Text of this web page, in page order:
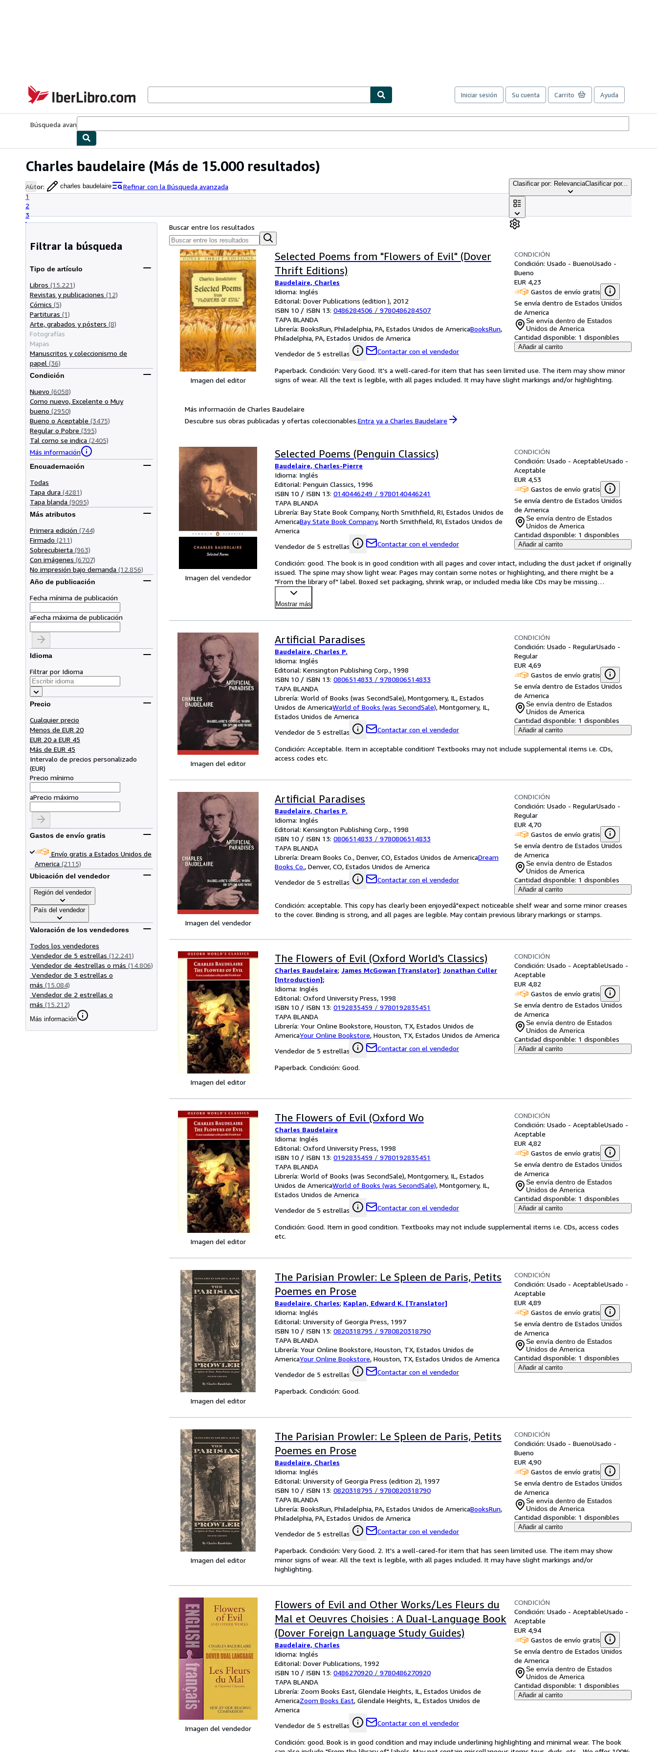
IberLibro.com
Iniciar sesión Su cuenta Carrito Ayuda
Búsqueda avanzada
Charles baudelaire (Más de 15.000 resultados)
Autor: charles baudelaire
Refinar con la Búsqueda avanzada
1
2
3
Clasificar por: RelevanciaClasificar por...
Filtrar la búsqueda
Tipo de artículo
Libros (15.221)
Revistas y publicaciones (12)
Cómics (5)
Partituras (1)
Arte, grabados y pósters (8)
Fotografías
Mapas
Manuscritos y coleccionismo de
papel (36)
Condición
Nuevo (6058)
Como nuevo, Excelente o Muy
bueno (2950)
Bueno o Aceptable (3475)
Regular o Pobre (395)
Tal como se indica (2405)
Más información
Encuadernación
Todas
Tapa dura (4281)
Tapa blanda (9095)
Más atributos
Primera edición (744)
Firmado (211)
Sobrecubierta (963)
Con imágenes (6707)
No impresión bajo demanda (12.856)
Año de publicación
Fecha mínima de publicación
aFecha máxima de publicación
Idioma
Filtrar por Idioma
Precio
Cualquier precio
Menos de EUR 20
EUR 20 a EUR 45
Más de EUR 45
Intervalo de precios personalizado
(EUR)
Precio mínimo
aPrecio máximo
Gastos de envío gratis
Envío gratis a Estados Unidos de
America (2115)
Ubicación del vendedor
Región del vendedor
País del vendedor
Valoración de los vendedores
Todos los vendedores
Vendedor de 5 estrellas (12.241)
Vendedor de 4estrellas o más (14.806)
Vendedor de 3 estrellas o
más (15.084)
Vendedor de 2 estrellas o
más (15.212)
Más información
Buscar entre los resultados
Imagen del editor
Selected Poems from "Flowers of Evil" (Dover
Thrift Editions)
Baudelaire, Charles
Idioma: Inglés
Editorial: Dover Publications (edition ), 2012
ISBN 10 / ISBN 13: 0486284506 / 9780486284507
TAPA BLANDA
Librería: BooksRun, Philadelphia, PA, Estados Unidos de AmericaBooksRun,
Philadelphia, PA, Estados Unidos de America
Vendedor de 5 estrellas
Contactar con el vendedor
CONDICIÓN
Condición: Usado - BuenoUsado -
Bueno
EUR 4,23
Gastos de envío gratis
Se envía dentro de Estados Unidos
de America
Se envía dentro de Estados
Unidos de America
Cantidad disponible: 1 disponibles
Añadir al carrito
Paperback. Condición: Very Good. It's a well-cared-for item that has seen limited use. The item may show minor
signs of wear. All the text is legible, with all pages included. It may have slight markings and/or highlighting.
Más información de Charles Baudelaire
Descubre sus obras publicadas y ofertas coleccionables.Entra ya a Charles Baudelaire
Imagen del vendedor
Selected Poems (Penguin Classics)
Baudelaire, Charles-Pierre
Idioma: Inglés
Editorial: Penguin Classics, 1996
ISBN 10 / ISBN 13: 0140446249 / 9780140446241
TAPA BLANDA
Librería: Bay State Book Company, North Smithfield, RI, Estados Unidos de
AmericaBay State Book Company, North Smithfield, RI, Estados Unidos de
America
Vendedor de 5 estrellas
Contactar con el vendedor
CONDICIÓN
Condición: Usado - AceptableUsado -
Aceptable
EUR 4,53
Gastos de envío gratis
Se envía dentro de Estados Unidos
de America
Se envía dentro de Estados
Unidos de America
Cantidad disponible: 1 disponibles
Añadir al carrito
Condición: good. The book is in good condition with all pages and cover intact, including the dust jacket if originally
issued. The spine may show light wear. Pages may contain some notes or highlighting, and there might be a
"From the library of" label. Boxed set packaging, shrink wrap, or included media like CDs may be missing…
Mostrar más
Imagen del editor
Artificial Paradises
Baudelaire, Charles P.
Idioma: Inglés
Editorial: Kensington Publishing Corp., 1998
ISBN 10 / ISBN 13: 0806514833 / 9780806514833
TAPA BLANDA
Librería: World of Books (was SecondSale), Montgomery, IL, Estados
Unidos de AmericaWorld of Books (was SecondSale), Montgomery, IL,
Estados Unidos de America
Vendedor de 5 estrellas
Contactar con el vendedor
CONDICIÓN
Condición: Usado - RegularUsado -
Regular
EUR 4,69
Gastos de envío gratis
Se envía dentro de Estados Unidos
de America
Se envía dentro de Estados
Unidos de America
Cantidad disponible: 1 disponibles
Añadir al carrito
Condición: Acceptable. Item in acceptable condition! Textbooks may not include supplemental items i.e. CDs,
access codes etc.
Imagen del vendedor
Artificial Paradises
Baudelaire, Charles P.
Idioma: Inglés
Editorial: Kensington Publishing Corp., 1998
ISBN 10 / ISBN 13: 0806514833 / 9780806514833
TAPA BLANDA
Librería: Dream Books Co., Denver, CO, Estados Unidos de AmericaDream
Books Co., Denver, CO, Estados Unidos de America
Vendedor de 5 estrellas
Contactar con el vendedor
CONDICIÓN
Condición: Usado - RegularUsado -
Regular
EUR 4,70
Gastos de envío gratis
Se envía dentro de Estados Unidos
de America
Se envía dentro de Estados
Unidos de America
Cantidad disponible: 1 disponibles
Añadir al carrito
Condición: acceptable. This copy has clearly been enjoyedâ"expect noticeable shelf wear and some minor creases
to the cover. Binding is strong, and all pages are legible. May contain previous library markings or stamps.
Imagen del editor
The Flowers of Evil (Oxford World's Classics)
Charles Baudelaire; James McGowan [Translator]; Jonathan Culler
[Introduction];
Idioma: Inglés
Editorial: Oxford University Press, 1998
ISBN 10 / ISBN 13: 0192835459 / 9780192835451
TAPA BLANDA
Librería: Your Online Bookstore, Houston, TX, Estados Unidos de
AmericaYour Online Bookstore, Houston, TX, Estados Unidos de America
Vendedor de 5 estrellas
Contactar con el vendedor
CONDICIÓN
Condición: Usado - AceptableUsado -
Aceptable
EUR 4,82
Gastos de envío gratis
Se envía dentro de Estados Unidos
de America
Se envía dentro de Estados
Unidos de America
Cantidad disponible: 1 disponibles
Añadir al carrito
Paperback. Condición: Good.
Imagen del editor
The Flowers of Evil (Oxford Wo
Charles Baudelaire
Idioma: Inglés
Editorial: Oxford University Press, 1998
ISBN 10 / ISBN 13: 0192835459 / 9780192835451
TAPA BLANDA
Librería: World of Books (was SecondSale), Montgomery, IL, Estados
Unidos de AmericaWorld of Books (was SecondSale), Montgomery, IL,
Estados Unidos de America
Vendedor de 5 estrellas
Contactar con el vendedor
CONDICIÓN
Condición: Usado - AceptableUsado -
Aceptable
EUR 4,82
Gastos de envío gratis
Se envía dentro de Estados Unidos
de America
Se envía dentro de Estados
Unidos de America
Cantidad disponible: 1 disponibles
Añadir al carrito
Condición: Good. Item in good condition. Textbooks may not include supplemental items i.e. CDs, access codes
etc.
Imagen del editor
The Parisian Prowler: Le Spleen de Paris, Petits
Poemes en Prose
Baudelaire, Charles; Kaplan, Edward K. [Translator]
Idioma: Inglés
Editorial: University of Georgia Press, 1997
ISBN 10 / ISBN 13: 0820318795 / 9780820318790
TAPA BLANDA
Librería: Your Online Bookstore, Houston, TX, Estados Unidos de
AmericaYour Online Bookstore, Houston, TX, Estados Unidos de America
Vendedor de 5 estrellas
Contactar con el vendedor
CONDICIÓN
Condición: Usado - AceptableUsado -
Aceptable
EUR 4,89
Gastos de envío gratis
Se envía dentro de Estados Unidos
de America
Se envía dentro de Estados
Unidos de America
Cantidad disponible: 1 disponibles
Añadir al carrito
Paperback. Condición: Good.
Imagen del editor
The Parisian Prowler: Le Spleen de Paris, Petits
Poemes en Prose
Baudelaire, Charles
Idioma: Inglés
Editorial: University of Georgia Press (edition 2), 1997
ISBN 10 / ISBN 13: 0820318795 / 9780820318790
TAPA BLANDA
Librería: BooksRun, Philadelphia, PA, Estados Unidos de AmericaBooksRun,
Philadelphia, PA, Estados Unidos de America
Vendedor de 5 estrellas
Contactar con el vendedor
CONDICIÓN
Condición: Usado - BuenoUsado -
Bueno
EUR 4,90
Gastos de envío gratis
Se envía dentro de Estados Unidos
de America
Se envía dentro de Estados
Unidos de America
Cantidad disponible: 1 disponibles
Añadir al carrito
Paperback. Condición: Very Good. 2. It's a well-cared-for item that has seen limited use. The item may show
minor signs of wear. All the text is legible, with all pages included. It may have slight markings and/or
highlighting.
Imagen del vendedor
Flowers of Evil and Other Works/Les Fleurs du
Mal et Oeuvres Choisies : A Dual-Language Book
(Dover Foreign Language Study Guides)
Baudelaire, Charles
Idioma: Inglés
Editorial: Dover Publications, 1992
ISBN 10 / ISBN 13: 0486270920 / 9780486270920
TAPA BLANDA
Librería: Zoom Books East, Glendale Heights, IL, Estados Unidos de
AmericaZoom Books East, Glendale Heights, IL, Estados Unidos de
America
Vendedor de 5 estrellas
Contactar con el vendedor
CONDICIÓN
Condición: Usado - AceptableUsado -
Aceptable
EUR 4,94
Gastos de envío gratis
Se envía dentro de Estados Unidos
de America
Se envía dentro de Estados
Unidos de America
Cantidad disponible: 1 disponibles
Añadir al carrito
Condición: good. Book is in good condition and may include underlining highlighting and minimal wear. The book